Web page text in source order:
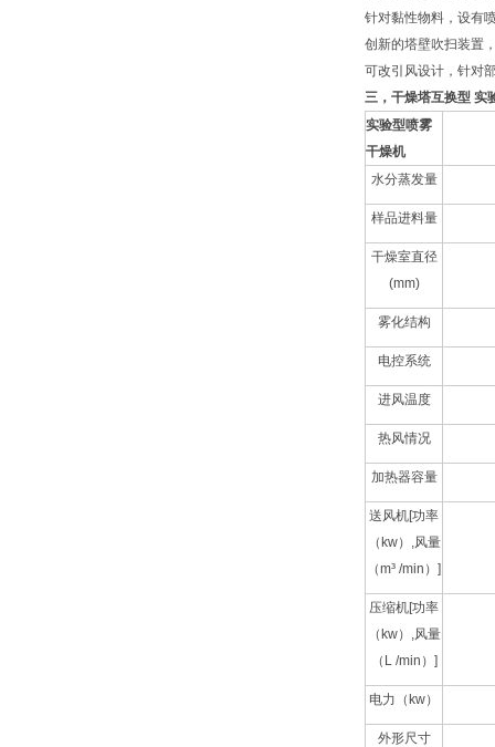
针对黏性物料，设有
创新的塔壁吹扫装置
可改引风设计，针对
三，干燥塔互换型 实
实验型喷雾
干燥机
水分蒸发量
样品进料量
干燥室直径
(mm)
雾化结构
电控系统
进风温度
热风情况
加热器容量
送风机[功率
（kw）,风量
（m³ /min）]
压缩机[功率
（kw）,风量
（L /min）]
电力（kw）
外形尺寸